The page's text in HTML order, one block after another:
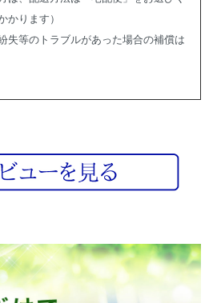
かります）
失等のトラブルがあった場合の補償は